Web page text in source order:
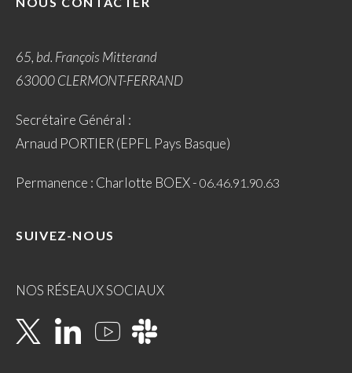
65, bd. François Mitterand
63000 CLERMONT-FERRAND
Secrétaire Général :
Arnaud PORTIER (EPFL Pays Basque)
Permanence : Charlotte BOEX -06.46.91.90.63
SUIVEZ-NOUS
NOS RÉSEAUX SOCIAUX